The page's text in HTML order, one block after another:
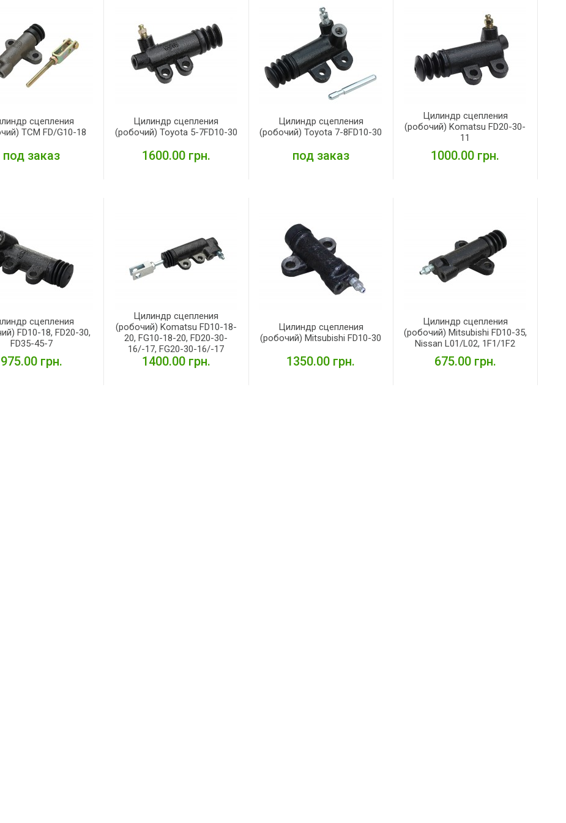
сцепления
TCM FD/G10-18
под заказ
Цилиндр сцепления
(робочий) Toyota 5-7FD10-30
1600.00 грн.
Цилиндр сцепления
(робочий) Toyota 7-8FD10-30
под заказ
Цилиндр сцепления
(робочий) Komatsu FD20-30-
11
1000.00 грн.
сцепления
FD10-18, FD20-30,
FD35-45-7
975.00 грн.
Цилиндр сцепления
(робочий) Komatsu FD10-18-
20, FG10-18-20, FD20-30-
16/-17, FG20-30-16/-17
1400.00 грн.
Цилиндр сцепления
(робочий) Mitsubishi FD10-30
1350.00 грн.
Цилиндр сцепления
(робочий) Mitsubishi FD10-35,
Nissan L01/L02, 1F1/1F2
675.00 грн.